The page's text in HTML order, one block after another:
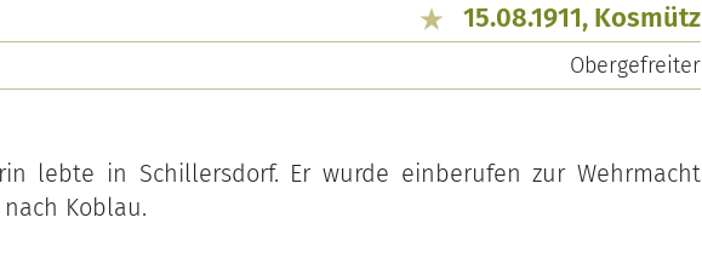
15.08.1911, Kosmütz
Obergefreiter
lebte in Schillersdorf. Er wurde einberufen zur Wehrmacht
nach Koblau.